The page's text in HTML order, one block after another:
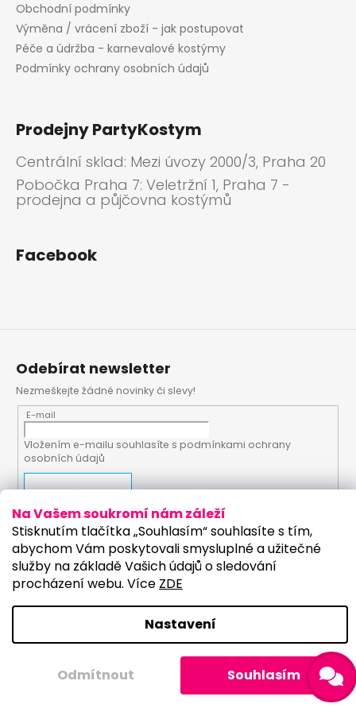
Na Vašem soukromí nám záleží
Stisknutím tlačítka „Souhlasím“ souhlasíte s tím,
abychom Vám poskytovali smysluplné a užitečné
služby na základě Vašich údajů o sledování
procházení webu. Více ZDE
Nastavení
Odmítnout Souhlasím
u
Odebírat newsletter
Nezmeškejte žádné novinky či slevy!
E-mail
Vložením e-mailu souhlasíte s podmínkami ochrany
osobních údajů
Obchodní podmínky
Výměna / vrácení zboží - jak postupovat
Péče a údržba - karnevalové kostýmy
Podmínky ochrany osobních údajů
Prodejny PartyKostym
Centrální sklad: Mezi úvozy 2000/3, Praha 20
Pobočka Praha 7: Veletržní 1, Praha 7 -
prodejna a půjčovna kostýmů
Facebook
Vytvořil Shoptet
Upravilo studio:
vyhrazena.Upravit nastavení cookies
Sleva 100 Kč na
první nákup?
ANO NE